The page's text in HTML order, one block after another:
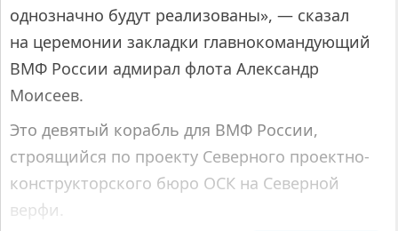
однозначно будут реализованы», — сказал
на церемонии закладки главнокомандующий
ВМФ России адмирал флота Александр
Моисеев.
Это девятый корабль для ВМФ России,
строящийся по проекту Северного проектно-
конструкторского бюро ОСК на Северной
верфи.